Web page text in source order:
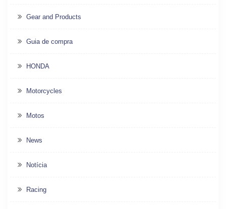
Gear and Products
Guia de compra
HONDA
Motorcycles
Motos
News
Notícia
Racing